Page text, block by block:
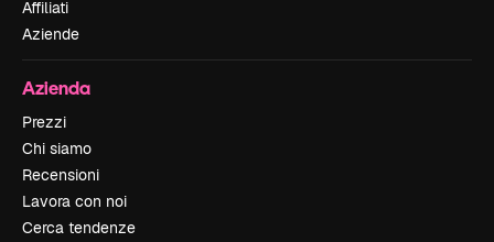
Affiliati
Aziende
Azienda
Prezzi
Chi siamo
Recensioni
Lavora con noi
Cerca tendenze